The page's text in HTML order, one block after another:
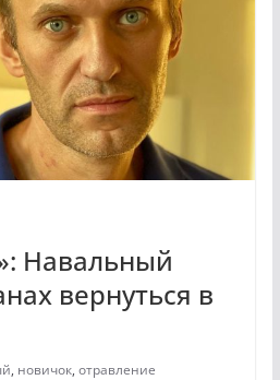
Навальный
вернуться в
, новичок, отравление